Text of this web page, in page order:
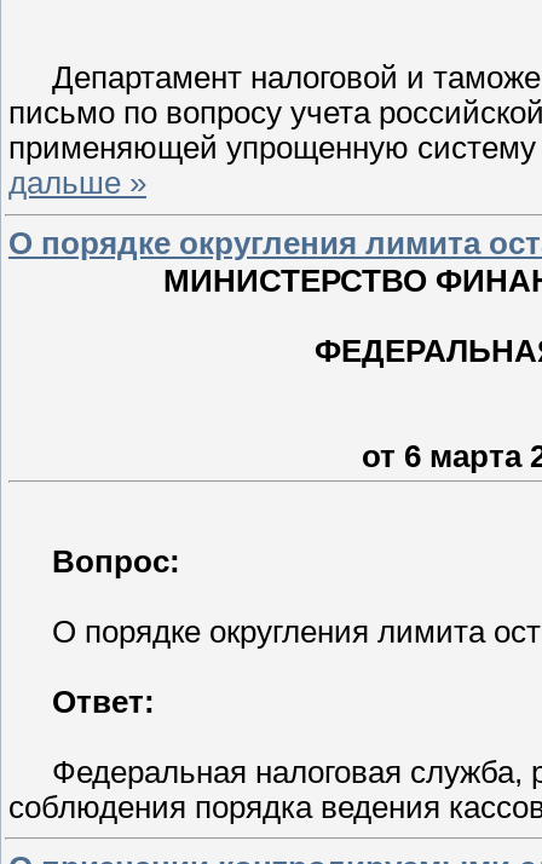
Департамент налоговой и
письмо по вопросу учета
применяющей упрощенную систему
дальше »
О порядке округления лимита
МИНИСТЕРСТВО
от 6 марта
Вопрос:
О порядке округления лимита
Ответ:
Федеральная налоговая служба,
соблюдения порядка ведения